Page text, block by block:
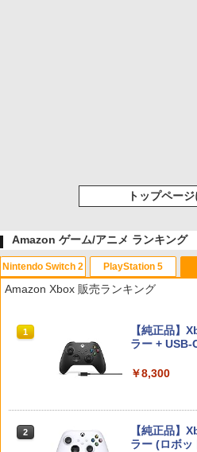
トップペー
Amazon ゲーム/アニメ ランキング
Nintendo Switch 2
1
スプラトゥ
コード版
￥5,832
スプラトゥ
PlayStation 5
1
PlayStation
日本語専用
Beast of
Amazon Xbox 販売ランキング
1
【純正品】
ラー + USB-
￥8,300
2
【純正品】
ラー (ロボッ